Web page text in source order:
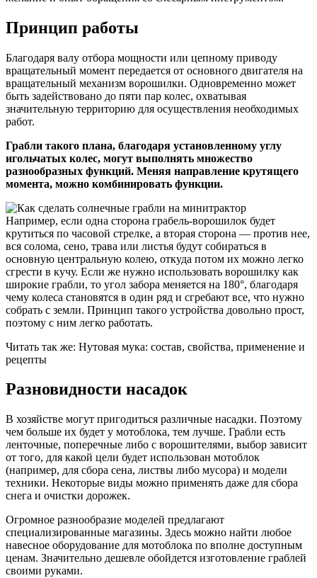
Принцип работы
Благодаря валу отбора мощности или цепному приводу
вращательный момент передается от основного двигателя на
вращательный механизм ворошилки. Одновременно может
быть задействовано до пяти пар колес, охватывая
значительную территорию для осуществления необходимых
работ.
Грабли такого плана, благодаря установленному углу
игольчатых колес, могут выполнять множество
разнообразных функций. Меняя направление крутящего
момента, можно комбинировать функции.
Например, если одна сторона грабель-ворошилок будет
крутиться по часовой стрелке, а вторая сторона — против нее,
вся солома, сено, трава или листья будут собираться в
основную центральную колею, откуда потом их можно легко
сгрести в кучу. Если же нужно использовать ворошилку как
широкие грабли, то угол забора меняется на 180°, благодаря
чему колеса становятся в один ряд и сгребают все, что нужно
собрать с земли. Принцип такого устройства довольно прост,
поэтому с ним легко работать.
Читать так же: Нутовая мука: состав, свойства, применение и
рецепты
Разновидности насадок
В хозяйстве могут пригодиться различные насадки. Поэтому
чем больше их будет у мотоблока, тем лучше. Грабли есть
ленточные, поперечные либо с ворошителями, выбор зависит
от того, для какой цели будет использован мотоблок
(например, для сбора сена, листвы либо мусора) и модели
техники. Некоторые виды можно применять даже для сбора
снега и очистки дорожек.
Огромное разнообразие моделей предлагают
специализированные магазины. Здесь можно найти любое
навесное оборудование для мотоблока по вполне доступным
ценам. Значительно дешевле обойдется изготовление граблей
своими руками.